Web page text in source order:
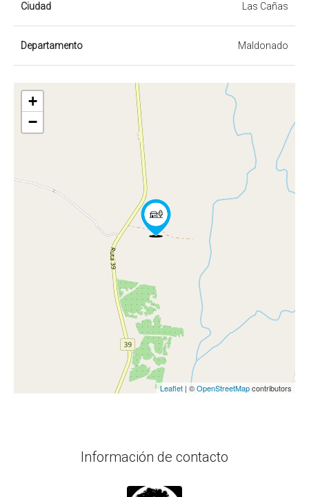
Ciudad Las Cañas
Departamento Maldonado
+
−
Leaflet | ©OpenStreetMapcontributors
Información de contacto